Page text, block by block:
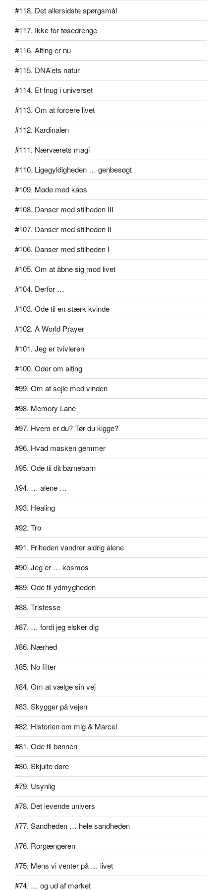
#118. Det allersidste spørgsmål
#117. Ikke for tøsedrenge
#116. Alting er nu
#115. DNA’ets natur
#114. Et fnug i universet
#113. Om at forcere livet
#112. Kardinalen
#111. Nærværets magi
#110. Ligegyldigheden … genbesøgt
#109. Møde med kaos
#108. Danser med stilheden III
#107. Danser med stilheden II
#106. Danser med stilheden I
#105. Om at åbne sig mod livet
#104. Derfor …
#103. Ode til en stærk kvinde
#102. A World Prayer
#101. Jeg er tvivleren
#100. Oder om alting
#99. Om at sejle med vinden
#98. Memory Lane
#97. Hvem er du? Tør du kigge?
#96. Hvad masken gemmer
#95. Ode til dit barnebarn
#94. … alene …
#93. Healing
#92. Tro
#91. Friheden vandrer aldrig alene
#90. Jeg er … kosmos
#89. Ode til ydmygheden
#88. Tristesse
#87. … fordi jeg elsker dig
#86. Nærhed
#85. No filter
#84. Om at vælge sin vej
#83. Skygger på vejen
#82. Historien om mig & Marcel
#81. Ode til bønnen
#80. Skjulte døre
#79. Usynlig
#78. Det levende univers
#77. Sandheden … hele sandheden
#76. Rorgængeren
#75. Mens vi venter på … livet
#74. … og ud af mørket